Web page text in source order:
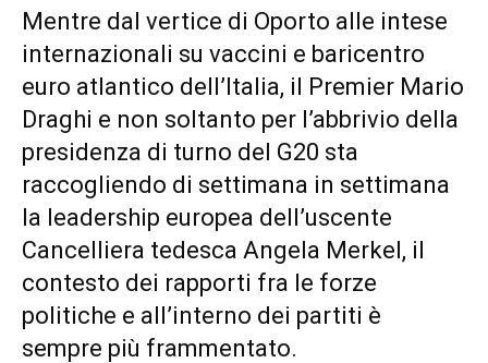
Mentre dal vertice di Oporto alle intese
internazionali su vaccini e baricentro
euro atlantico dell’Italia, il Premier Mario
Draghi e non soltanto per l’abbrivio della
presidenza di turno del G20 sta
raccogliendo di settimana in settimana
la leadership europea dell’uscente
Cancelliera tedesca Angela Merkel, il
contesto dei rapporti fra le forze
politiche e all’interno dei partiti è
sempre più frammentato.